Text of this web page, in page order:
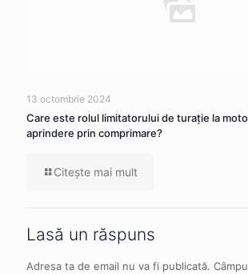
13 octombrie 2024
Care este rolul limitatorului de turație la
aprindere prin comprimare?
Citeşte mai mult
Lasă un răspuns
Adresa ta de email nu va fi publicată.